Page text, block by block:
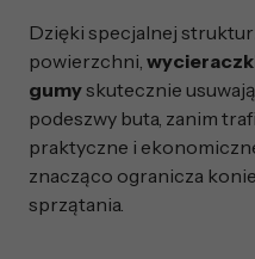
Dzięki specjalnej
powierzchni,
gumyskutecznie
podeszwy buta, zanim
praktyczne i
znacząco ogranicza
sprzątania.